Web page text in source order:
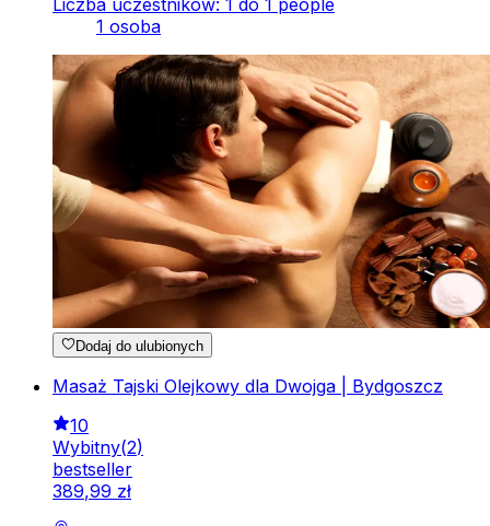
Liczba uczestników: 1 do 1 people
1 osoba
Dodaj do ulubionych
Masaż Tajski Olejkowy dla Dwojga | Bydgoszcz
10
Wybitny(2)
bestseller
389,99 zł